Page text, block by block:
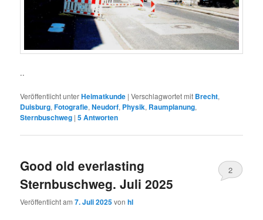
..
Veröffentlicht unterHeimatkunde |Verschlagwortet mit Brecht,
Duisburg,Fotografie,Neudorf, Physik, Raumplanung,
Sternbuschweg |5Antworten
Good old everlasting
Sternbuschweg. Juli 2025
Veröffentlicht am7. Juli 2025vonhl
2